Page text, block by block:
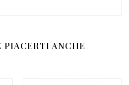
PIACERTI ANCHE